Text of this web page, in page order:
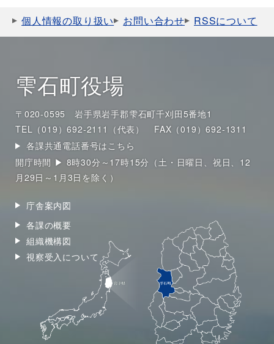
個人情報の取り扱い お問い合わせ RSSについて
雫石町役場
〒020-0595 岩手県岩手郡雫石町千刈田5番地1
TEL（019）692-2111（代表）
FAX（019）692-1311
各課共通電話番号はこちら
開庁時間 ▶ 8時30分～17時15分（土・日曜日、祝日、12
月29日～1月3日を除く）
庁舎案内図
各課の概要
組織機構図
視察受入について